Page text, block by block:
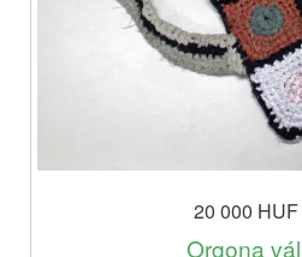
20 000 HUF
Orgona